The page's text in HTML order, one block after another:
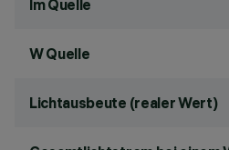
lm Quelle
W Quelle
Lichtausbeute (realer Wert)